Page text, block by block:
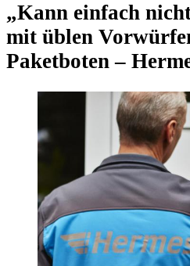
„Kann einfach
mit üblen
Paketboten –